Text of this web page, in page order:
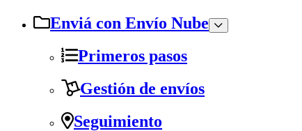
Enviá con Envío Nube
Primeros pasos
Gestión de envíos
Seguimiento